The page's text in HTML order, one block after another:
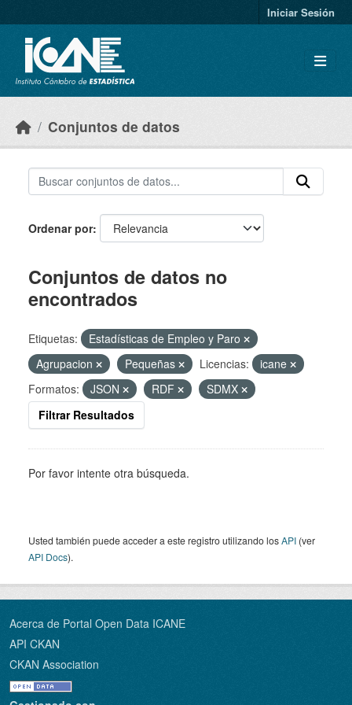
Iniciar Sesión
Conjuntos de datos
Ordenar por
Conjuntos de datos no
encontrados
Etiquetas:
Estadísticas de Empleo y Paro
Agrupacion
Pequeñas Licencias:
icane
Formatos:
JSON RDF
SDMX
Filtrar Resultados
Por favor intente otra búsqueda.
Usted también puede acceder a este registro utilizando losAPI (ver
API Docs).
Acerca de Portal Open Data ICANE
API CKAN
CKAN Association